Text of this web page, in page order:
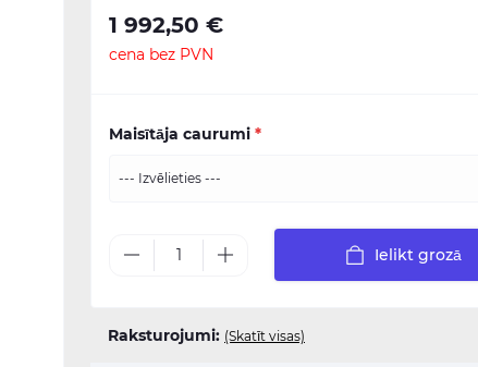
1 992,50 €
cena bez PVN
Maisītāja caurumi *
Ielikt grozā
Raksturojumi: (Skatīt visas)